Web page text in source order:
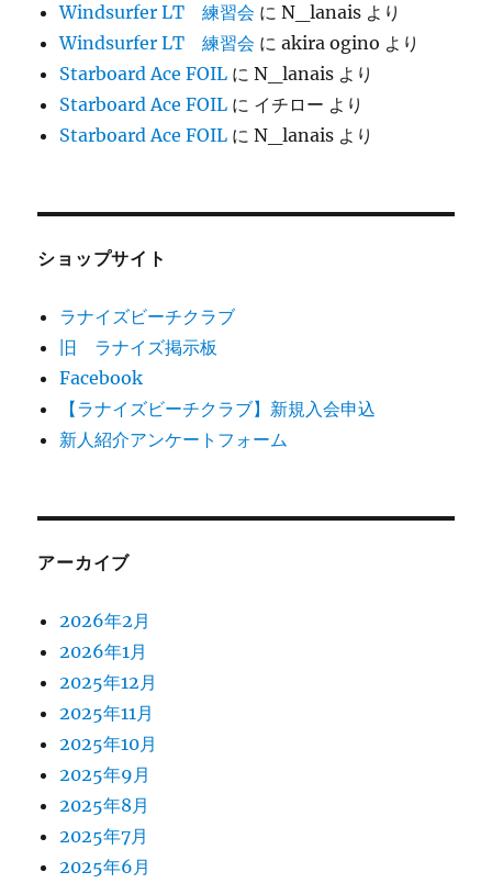
Windsurfer LT 練習会 にN_lanais より
Windsurfer LT 練習会 にakira ogino より
Starboard Ace FOIL にN_lanais より
Starboard Ace FOIL に イチロー より
Starboard Ace FOIL にN_lanais より
ショップサイト
ラナイズビーチクラブ
旧 ラナイズ掲示板
Facebook
【ラナイズビーチクラブ】新規入会申込
新人紹介アンケートフォーム
アーカイブ
2026年2月
2026年1月
2025年12月
2025年11月
2025年10月
2025年9月
2025年8月
2025年7月
2025年6月